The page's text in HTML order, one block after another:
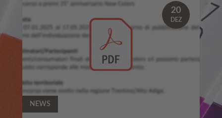
NEWS
20
DEZ